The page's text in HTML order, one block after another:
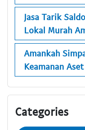
Jasa Tarik
Lokal Murah
Amankah
Keamanan
Categories